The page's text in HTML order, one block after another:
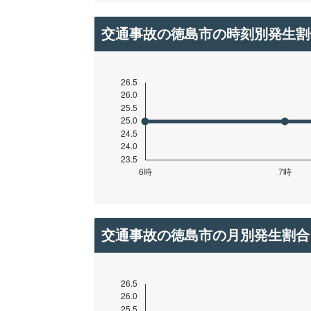
交通事故の徳島市の時刻別発生
交通事故の徳島市の月別発生割合